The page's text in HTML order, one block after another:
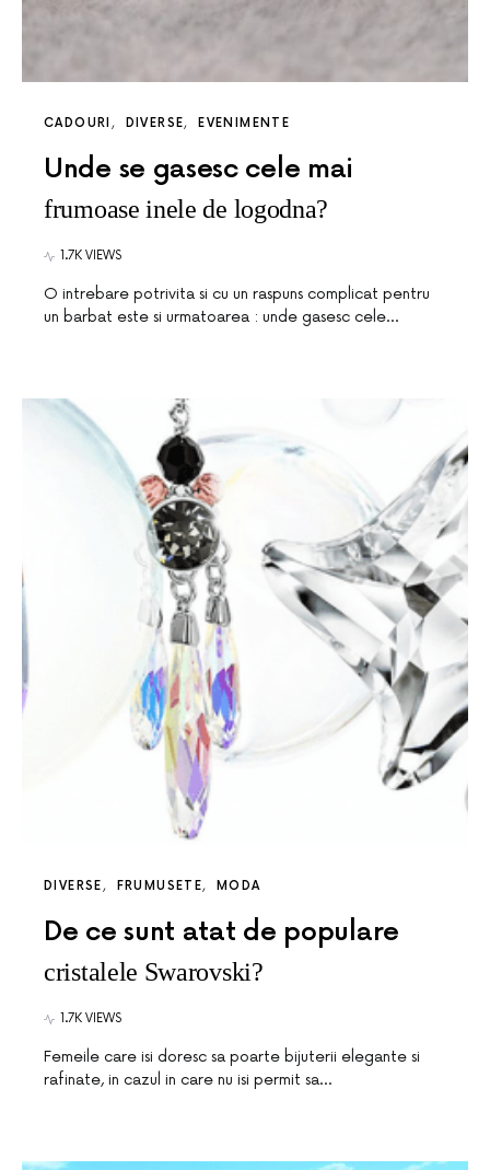
CADOURI DIVERSE EVENIMENTE
Unde se gasesc cele mai
frumoase inele de logodna?
1.7K VIEWS
O intrebare potrivita si cu un raspuns complicat pentru
un barbat este si urmatoarea : unde gasesc cele…
DIVERSE FRUMUSETE MODA
De ce sunt atat de populare
cristalele Swarovski?
1.7K VIEWS
Femeile care isi doresc sa poarte bijuterii elegante si
rafinate, in cazul in care nu isi permit sa…